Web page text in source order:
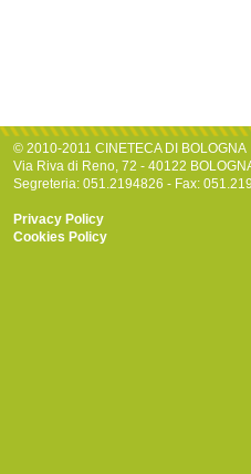
© 2010-2011 CINETECA DI BOLOGNA
Via Riva di Reno, 72 - 40122
Segreteria: 051.2194826 - Fax:
Privacy Policy
Cookies Policy